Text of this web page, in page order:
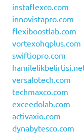
instaflexco.com
innovistapro.com
flexiboostlab.com
vortexohqplus.com
swiftiopro.com
versalotech.com
techmaxco.com
exceedolab.com
activaxio.com
dynabytesco.com